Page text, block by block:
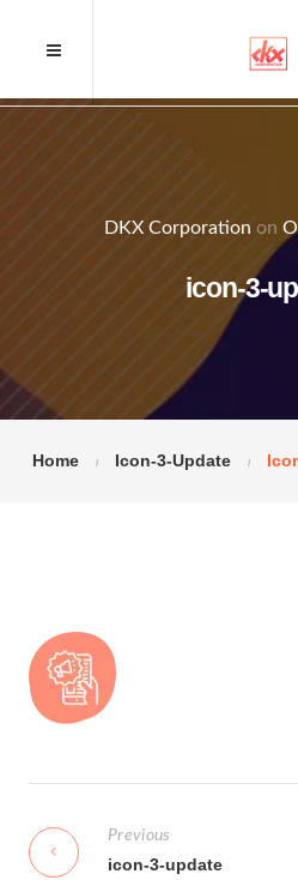
DKX Corporation on
icon-3-
Home Icon-3-Update
a
v
Previous
icon-3-update